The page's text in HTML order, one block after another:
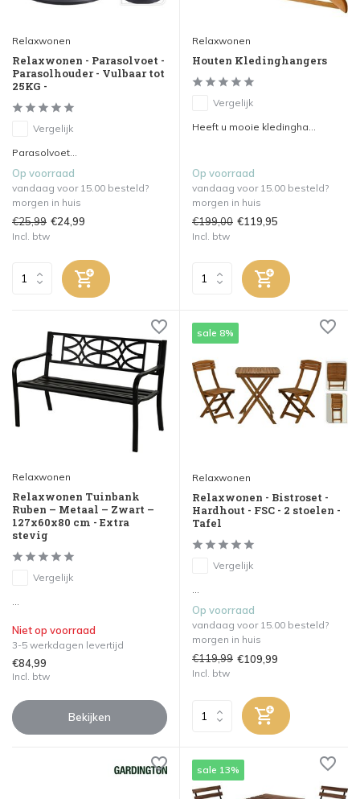
Relaxwonen
Relaxwonen - Parasolvoet -
Parasolhouder - Vulbaar tot
25KG -
Vergelijk
Parasolvoet...
Op voorraad
vandaag voor 15.00 besteld?
morgen in huis
€25,99 €24,99
Incl. btw
Relaxwonen
Houten Kledinghangers
Vergelijk
Heeft u mooie kledingha...
Op voorraad
vandaag voor 15.00 besteld?
morgen in huis
€199,00 €119,95
Incl. btw
Relaxwonen
Relaxwonen Tuinbank
Ruben – Metaal – Zwart –
127x60x80 cm - Extra
stevig
Vergelijk
...
Niet op voorraad
3-5 werkdagen levertijd
€84,99
Incl. btw
Bekijken
sale 8%
Relaxwonen
Relaxwonen - Bistroset -
Hardhout - FSC - 2 stoelen -
Tafel
Vergelijk
...
Op voorraad
vandaag voor 15.00 besteld?
morgen in huis
€119,99 €109,99
Incl. btw
sale 13%